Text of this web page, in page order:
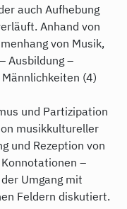
auch Aufhebung
Anhand von
von Musik,
Ausbildung –
(4)
und Partizipation
musikkultureller
und Rezeption von
–
Umgang mit
Feldern diskutiert.